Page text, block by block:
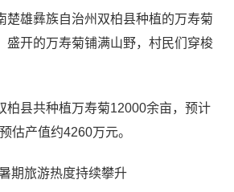
楚雄彝族自治州双柏县种植的万寿菊
盛开的万寿菊铺满山野，村民们穿梭
柏县共种植万寿菊12000余亩，预计
估产值约4260万元。
期旅游热度持续攀升